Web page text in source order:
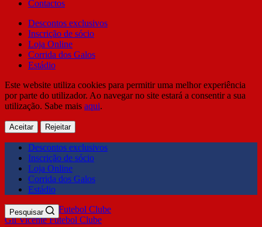
Contactos
Descontos exclusivos
Inscrição de sócio
Loja Online
Corrida dos Galos
Estádio
Este website utiliza cookies para permitir uma melhor experiência
por parte do utilizador. Ao navegar no site estará a consentir a sua
utilização. Sabe mais aqui.
Aceitar Rejeitar
Descontos exclusivos
Inscrição de sócio
Loja Online
Corrida dos Galos
Estádio
Gil Vicente Futebol Clube
Pesquisar